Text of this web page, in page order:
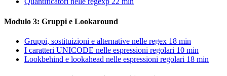
Modulo 3: Gruppi e Lookaround
Gruppi, sostituizioni e alternative nelle regex 18 min
I caratteri UNICODE nelle espressioni regolari 10 min
Lookbehind e lookahead nelle espressioni regolari 18 min